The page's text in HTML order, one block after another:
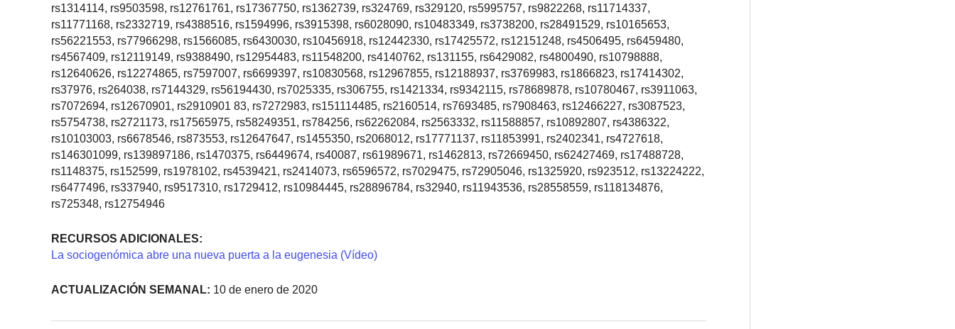
rs1314114, rs9503598, rs12761761, rs17367750, rs1362739, rs324769, rs329120, rs5995757, rs9822268, rs11714337,
rs11771168, rs2332719, rs4388516, rs1594996, rs3915398, rs6028090, rs10483349, rs3738200, rs28491529, rs10165653,
rs56221553, rs77966298, rs1566085, rs6430030, rs10456918, rs12442330, rs17425572, rs12151248, rs4506495, rs6459480,
rs4567409, rs12119149, rs9388490, rs12954483, rs11548200, rs4140762, rs131155, rs6429082, rs4800490, rs10798888,
rs12640626, rs12274865, rs7597007, rs6699397, rs10830568, rs12967855, rs12188937, rs3769983, rs1866823, rs17414302,
rs37976, rs264038, rs7144329, rs56194430, rs7025335, rs306755, rs1421334, rs9342115, rs78689878, rs10780467, rs3911063,
rs7072694, rs12670901, rs2910901 83, rs7272983, rs151114485, rs2160514, rs7693485, rs7908463, rs12466227, rs3087523,
rs5754738, rs2721173, rs17565975, rs58249351, rs784256, rs62262084, rs2563332, rs11588857, rs10892807, rs4386322,
rs10103003, rs6678546, rs873553, rs12647647, rs1455350, rs2068012, rs17771137, rs11853991, rs2402341, rs4727618,
rs146301099, rs139897186, rs1470375, rs6449674, rs40087, rs61989671, rs1462813, rs72669450, rs62427469, rs17488728,
rs1148375, rs152599, rs1978102, rs4539421, rs2414073, rs6596572, rs7029475, rs72905046, rs1325920, rs923512, rs13224222,
rs6477496, rs337940, rs9517310, rs1729412, rs10984445, rs28896784, rs32940, rs11943536, rs28558559, rs118134876,
rs725348, rs12754946
RECURSOS ADICIONALES:
La sociogenómica abre una nueva puerta a la eugenesia (Vídeo)
ACTUALIZACIÓN SEMANAL: 10 de enero de 2020